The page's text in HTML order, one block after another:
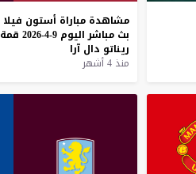
مشاهدة مباراة أستون فيلا
بث مباشر اليوم 9-4-2026 قمة
ريناتو دال آرا
منذ 4 أشهر